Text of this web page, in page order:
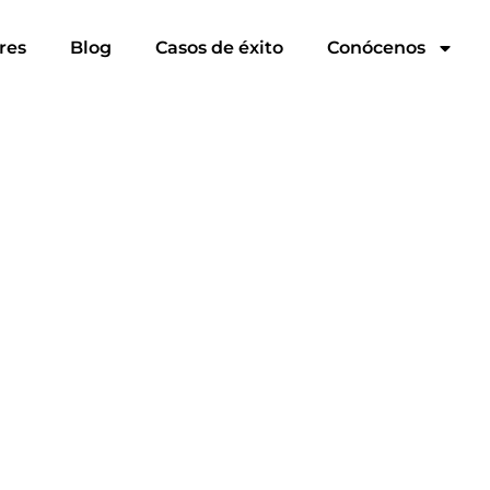
Blog Casos de éxito Conócenos